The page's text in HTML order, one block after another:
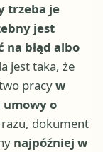
trzeba je
jest
na błąd albo
jest taka, że
pracyw
o
razu, dokument
najpóźniej w